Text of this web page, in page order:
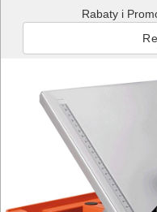
Rabaty i